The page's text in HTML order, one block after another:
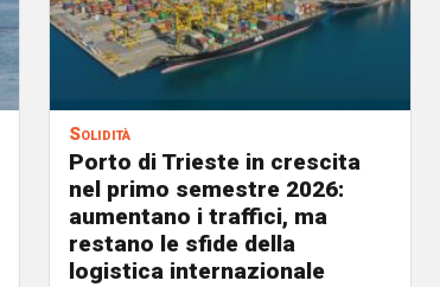
Solidità
Porto di Trieste in crescita
nel primo semestre 2026:
aumentano i traffici, ma
restano le sfide della
logistica internazionale